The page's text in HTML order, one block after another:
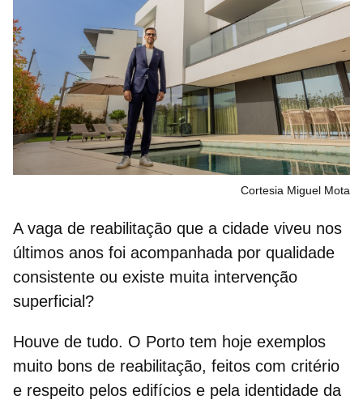
Cortesia Miguel Mota
A vaga de reabilitação que a cidade viveu nos
últimos anos foi acompanhada por qualidade
consistente ou existe muita intervenção
superficial?
Houve de tudo. O Porto tem hoje exemplos
muito bons de reabilitação, feitos com critério
e respeito pelos edifícios e pela identidade da